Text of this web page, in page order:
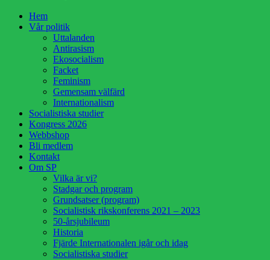
HoppaHem
Vår politik
Uttalanden
Antirasism
Ekosocialism
Facket
Feminism
Gemensam välfärd
Internationalism
Socialistiska studier
Kongress 2026
Webbshop
Bli medlem
Kontakt
Om SP
Vilka är vi?
Stadgar och program
Grundsatser (program)
Socialistisk rikskonferens 2021 – 2023
50-årsjubileum
Historia
Fjärde Internationalen igår och idag
Socialistiska studier